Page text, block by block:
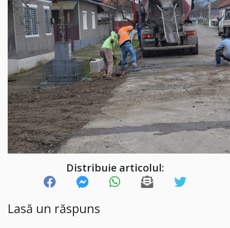
Distribuie articolul:
Lasă un răspuns